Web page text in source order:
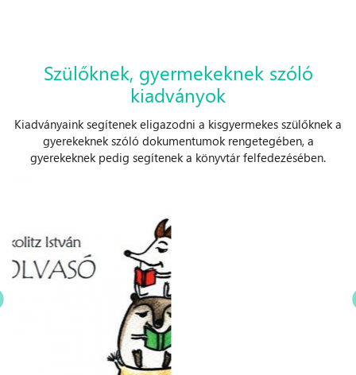
Szülőknek, gyermekeknek szóló
kiadványok
Kiadványaink segítenek eligazodni a kisgyermekes szülőknek a
gyerekeknek szóló dokumentumok rengetegében, a
gyerekeknek pedig segítenek a könyvtár felfedezésében.